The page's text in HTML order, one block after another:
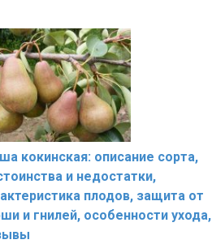
кокинская: описание сорта,
и недостатки,
плодов, защита от
и гнилей, особенности ухода,